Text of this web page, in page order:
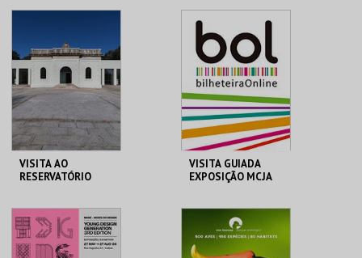
MAIS INFO
COMPRAR
MUDE
MAIS INFO
COMPRAR
VISITA AO
RESERVATÓRIO
RESERVATÓRIO
VISITA GUIADA
EXPOSIÇÃO MCJA
MUSEU DO CICLISMO